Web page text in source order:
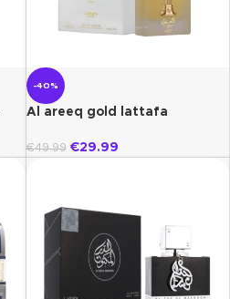
-40%
Al areeq gold lattafa
€49.99 €29.99